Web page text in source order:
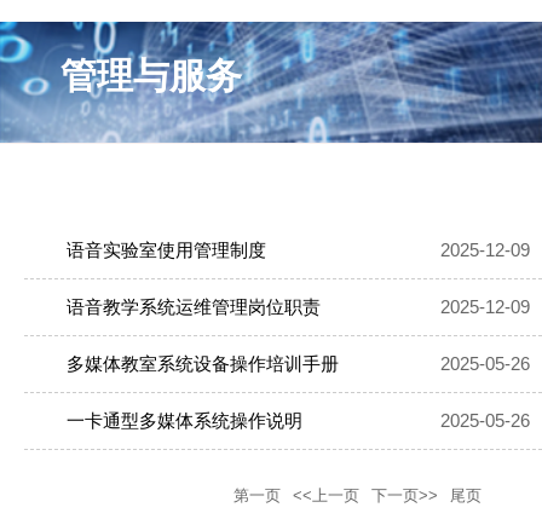
管理与服务
当前位置： 首页 管理与服务 教育技术科相关服务
教育技术科相关服务
语音实验室使用管理制度 2025-12-09
语音教学系统运维管理岗位职责 2025-12-09
多媒体教室系统设备操作培训手册 2025-05-26
一卡通型多媒体系统操作说明 2025-05-26
第一页 <<上一页 下一页>> 尾页